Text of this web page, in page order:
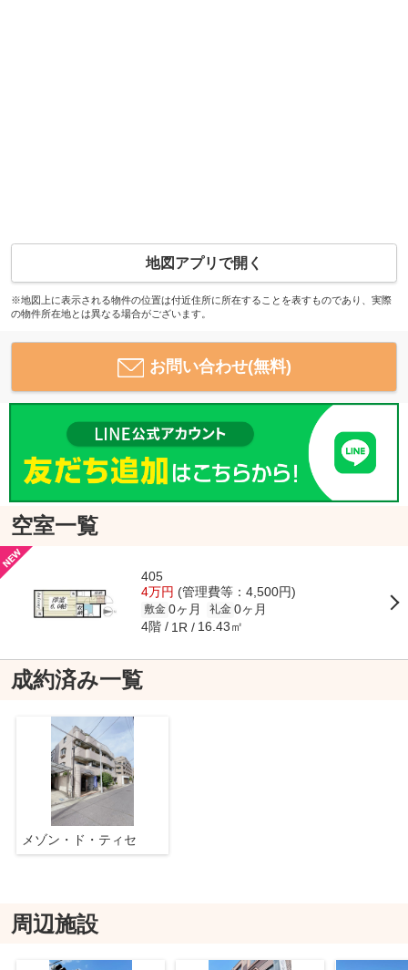
地図アプリで開く
※地図上に表示される物件の位置は付近住所に所在することを表すものであり、実際
の物件所在地とは異なる場合がございます。
お問い合わせ(無料)
空室一覧
405
4万円 (管理費等：4,500円)
敷金 0ヶ月 礼金 0ヶ月
4階 1R 16.43㎡
成約済み一覧
メゾン・ド・ティセ
周辺施設